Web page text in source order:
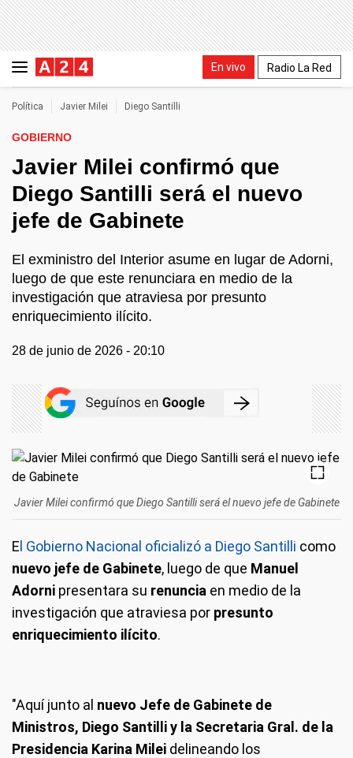
En vivo Radio La Red
Política Javier Milei Diego Santilli
GOBIERNO
Javier Milei confirmó que
Diego Santilli será el nuevo
jefe de Gabinete
El exministro del Interior asume en lugar de Adorni,
luego de que este renunciara en medio de la
investigación que atraviesa por presunto
enriquecimiento ilícito.
28 de junio de 2026 - 20:10
Javier Milei confirmó que Diego Santilli será el nuevo jefe de Gabinete
E l Gobierno Nacional oficializó a Diego Santilli como
nuevo jefe de Gabinete, luego de que Manuel
Adorni presentara su renuncia en medio de la
investigación que atraviesa por presunto
enriquecimiento ilícito.
"Aquí junto al nuevo Jefe de Gabinete de
Ministros, Diego Santilli y la Secretaria Gral. de la
Presidencia Karina Milei delineando los